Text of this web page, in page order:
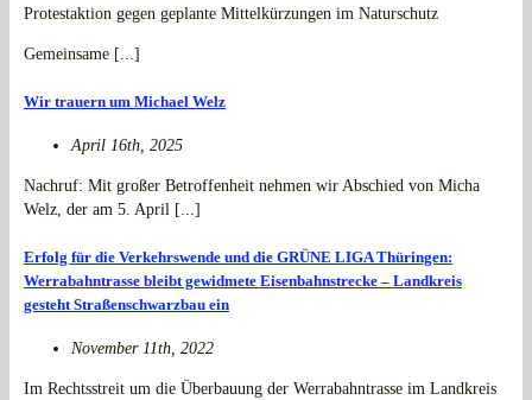
Protestaktion gegen geplante Mittelkürzungen im Naturschutz
Gemeinsame [...]
Wir trauern um Michael Welz
April 16th, 2025
Nachruf: Mit großer Betroffenheit nehmen wir Abschied von Micha
Welz, der am 5. April [...]
Erfolg für die Verkehrswende und die GRÜNE LIGA Thüringen:
Werrabahntrasse bleibt gewidmete Eisenbahnstrecke – Landkreis
gesteht Straßenschwarzbau ein
November 11th, 2022
Im Rechtsstreit um die Überbauung der Werrabahntrasse im Landkreis